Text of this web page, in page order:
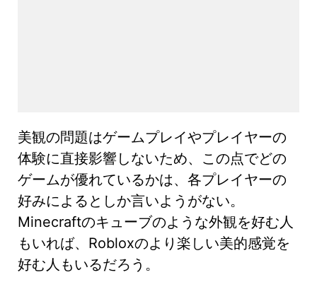
美観の問題はゲームプレイやプレイヤーの
体験に直接影響しないため、この点でどの
ゲームが優れているかは、各プレイヤーの
好みによるとしか言いようがない。
Minecraftのキューブのような外観を好む人
もいれば、Robloxのより楽しい美的感覚を
好む人もいるだろう。